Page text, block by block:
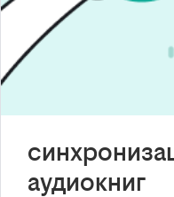
аудиокниг